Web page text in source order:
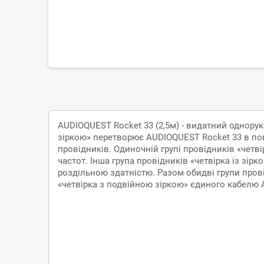
AUDIOQUEST Rocket 33 (2,5м) - видатний
зіркою» перетворює AUDIOQUEST Rocket 33 в
провідників. Одиночній групі провідників
частот. Інша група провідників «четвірка із
роздільною здатністю. Разом обидві групи
«четвірка з подвійною зіркою» єдиного